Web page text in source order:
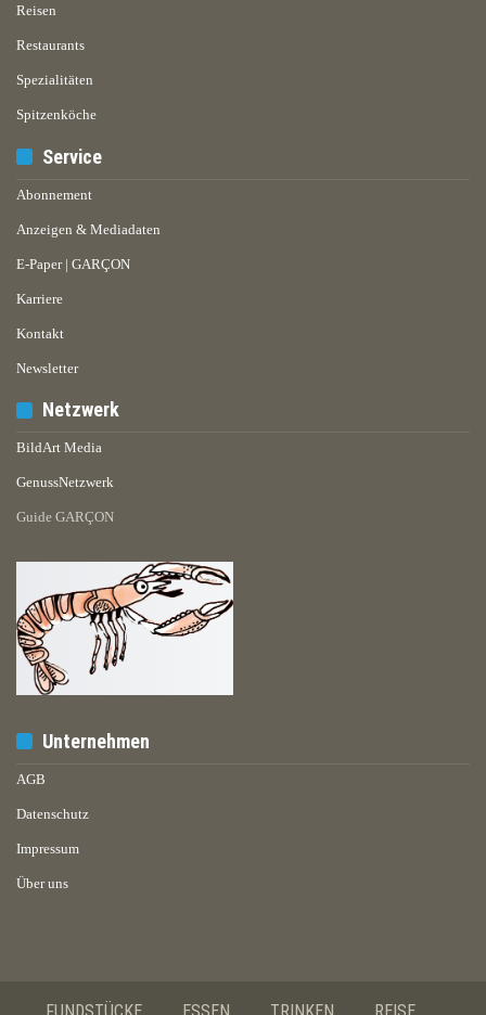
Reisen
Restaurants
Spezialitäten
Spitzenköche
Service
Abonnement
Anzeigen & Mediadaten
E-Paper | GARÇON
Karriere
Kontakt
Newsletter
Netzwerk
BildArt Media
GenussNetzwerk
Guide GARÇON
Unternehmen
AGB
Datenschutz
Impressum
Über uns